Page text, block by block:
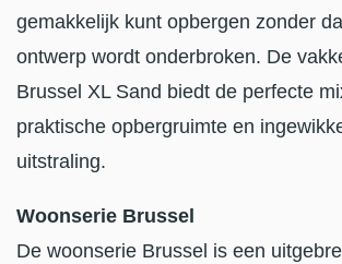
gemakkelijk kunt opbergen zonder
ontwerp wordt onderbroken. De
Brussel XL Sand biedt de perfecte
praktische opbergruimte en
uitstraling.
Woonserie Brussel
De woonserie Brussel is een